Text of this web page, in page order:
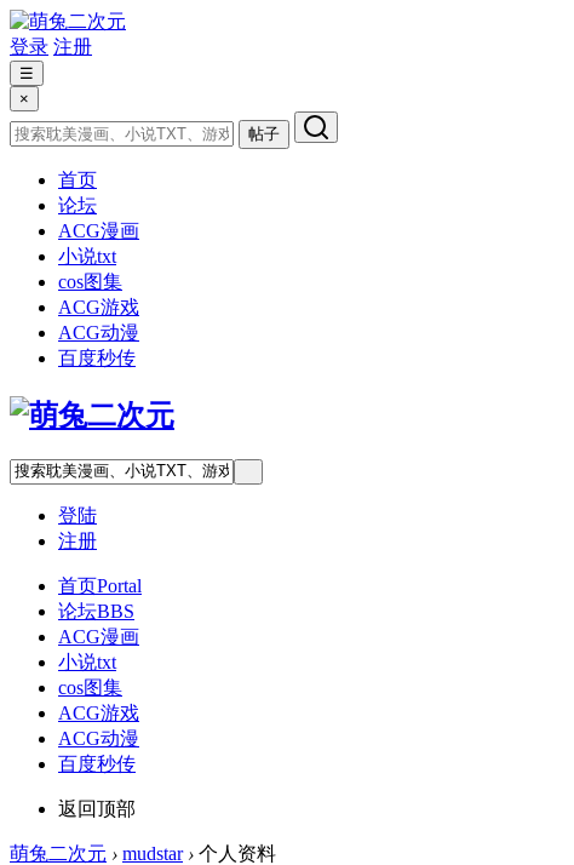
登录 注册
☰
×
帖子
首页
论坛
ACG漫画
小说txt
cos图集
ACG游戏
ACG动漫
百度秒传
登陆
注册
首页Portal
论坛BBS
ACG漫画
小说txt
cos图集
ACG游戏
ACG动漫
百度秒传
返回顶部
萌兔二次元 › mudstar › 个人资料